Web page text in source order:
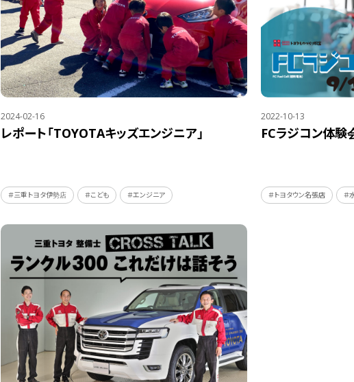
2024-02-16
レポート「TOYOTAキッズエンジニア」
＃三重トヨタ伊勢店 ＃こども ＃エンジニア
2022-10-13
FCラジコン体験
＃トヨタウン名張店 ＃